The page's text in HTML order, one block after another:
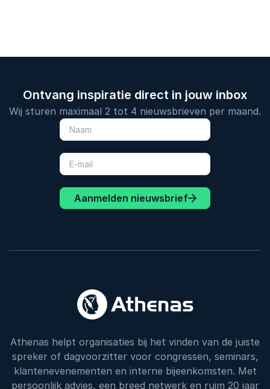
Ontvang inspiratie direct in jouw inbox
Wij sturen maximaal 2 tot 4 nieuwsbrieven per maand.
Aanmelden nieuwsbrief
Athenas helpt organisaties bij het vinden van de juiste
spreker of dagvoorzitter voor congressen, seminars,
klantenevenementen en interne bijeenkomsten. Met
persoonlijk advies, een breed netwerk en ruim 20 jaar